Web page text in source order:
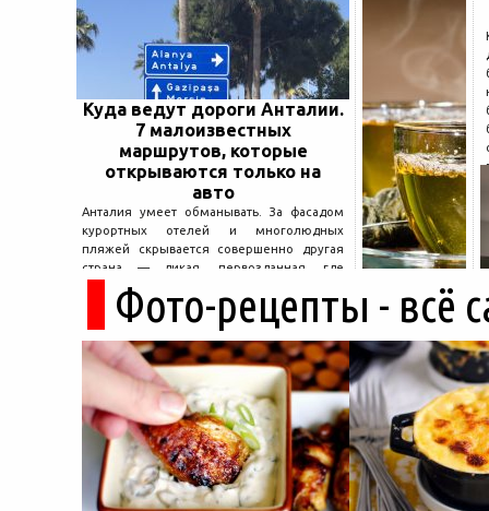
Куда ведут дороги Анталии.
7 малоизвестных
маршрутов, которые
открываются только на
авто
Анталия умеет обманывать. За фасадом
курортных отелей и многолюдных
пляжей скрывается совершенно другая
страна — дикая, первозданная, где
древние руины дремлют в тени кедров, а
горные дороги ведут к местам, о которых
не расскажет ни один автобусный гид....
Фото-рецепты - всё